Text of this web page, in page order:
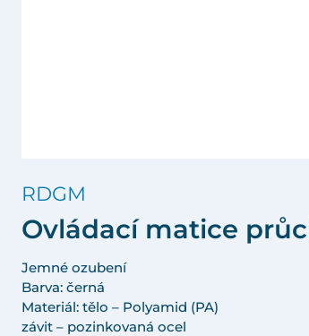
RDGM
Ovládací matice
Jemné ozubení
Barva: černá
Materiál: tělo – Polyamid (PA)
závit – pozinkovaná ocel